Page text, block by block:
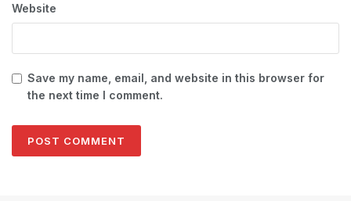
Website
Save my name, email, and website in this browser for
the next time I comment.